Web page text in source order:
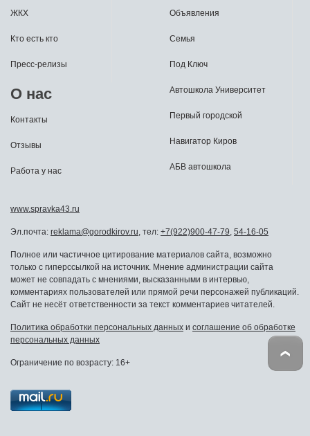
ЖКХ
Кто есть кто
Пресс-релизы
О нас
Контакты
Отзывы
Работа у нас
Объявления
Семья
Под Ключ
Автошкола Университет
Первый городской
Навигатор Киров
АБВ автошкола
www.spravka43.ru
Эл.почта: reklama@gorodkirov.ru, тел: +7(922)900-47-79, 54-16-05
Полное или частичное цитирование материалов сайта, возможно
только с гиперссылкой на источник. Мнение администрации сайта
может не совпадать с мнениями, высказанными в интервью,
комментариях пользователей или прямой речи персонажей публикаций.
Сайт не несёт ответственности за текст комментариев читателей.
Политика обработки персональных данных и соглашение об обработке
персональных данных
Ограничение по возрасту: 16+